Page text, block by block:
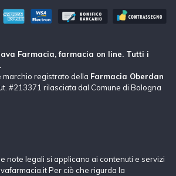
Farmacia, farmacia on line. Tutti i
marchio registrato della Farmacia Oberdan
#213371 rilasciata dal Comune di Bologna
note legali si applicano ai contenuti e servizi
Per ciò che rigurda la